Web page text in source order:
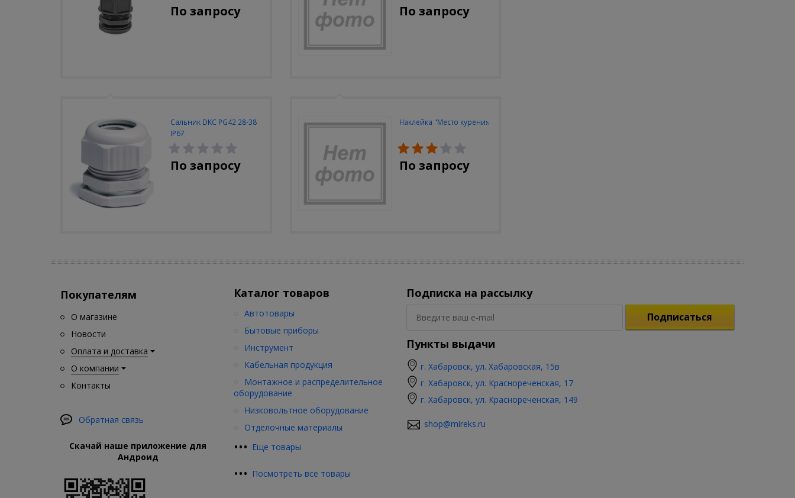
По запросу По запросу
Сальник DKC PG42 28-38
IP67
По запросу
Наклейка "Место курения"
По запросу
Покупателям
О магазине
Новости
Оплата и доставка
О компании
Контакты
Обратная связь
Скачай наше приложение для
Андроид
Каталог товаров
••• Еще товары
Автотовары
Бытовые приборы
Инструмент
Кабельная продукция
Монтажное и распределительное
оборудование
Низковольтное оборудование
Отделочные материалы
••• Посмотреть все товары
Подписка на рассылку
Подписаться
Пункты выдачи
г. Хабаровск, ул. Хабаровская, 15в
г. Хабаровск, ул. Краснореченская, 17
г. Хабаровск, ул. Краснореченская, 149
shop@mireks.ru